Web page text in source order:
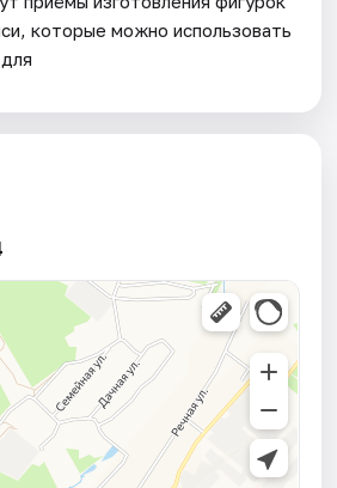
которые можно использовать